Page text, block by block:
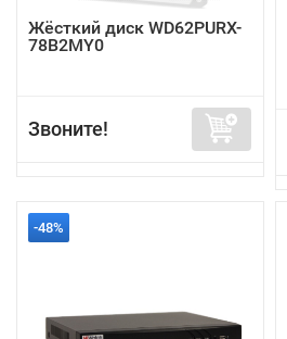
Жёсткий диск WD62PURX-
78B2MY0
Звоните!
-48%